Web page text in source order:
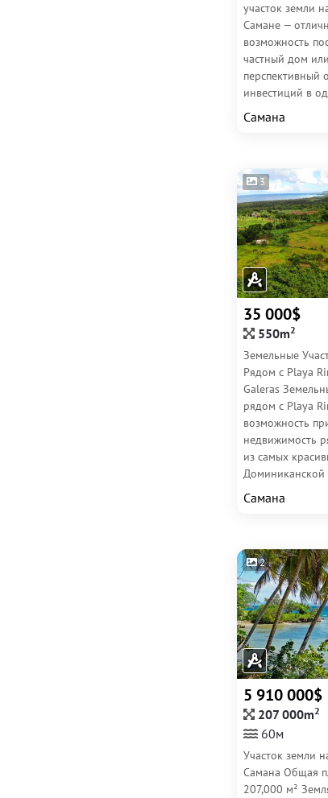
участок земли
Самане —
возможность
частный дом
перспективный
инвестиций в
регионов...
Самана
3
35 000$
550m2
Земельные
Рядом с Playa
Galeras
рядом с Playa
возможность
недвижимость
из самых
Доминиканской
Идеально
Самана
2
5 910 000$
207 000m2
60м
Участок земли
Самана Общая
207,000 м²